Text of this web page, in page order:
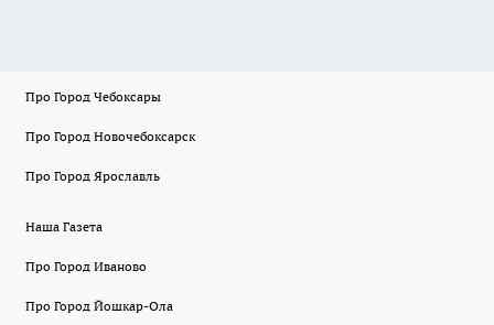
Про Город Чебоксары
Про Город Новочебоксарск
Про Город Ярославль
Наша Газета
Про Город Иваново
Про Город Йошкар-Ола